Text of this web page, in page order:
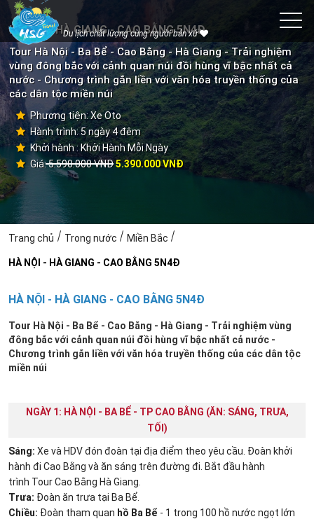
Du lịch chất lượng cùng người bản xứ
HÀ NỘI - HÀ GIANG - CAO BẰNG 5N4Đ
Tour Hà Nội - Ba Bể - Cao Bằng - Hà Giang - Trải nghiệm
vùng đông bắc với cảnh quan núi đồi hùng vĩ bậc nhất cả
nước - Chương trình gắn liền với văn hóa truyền thống của
các dân tộc miền núi
Phương tiện: Xe Oto
Hành trình: 5 ngày 4 đêm
Khởi hành : Khởi Hành Mỗi Ngày
Giá: 5.590.000 VNĐ5.390.000 VNĐ
Trang chủ Trong nước Miền Bắc
HÀ NỘI - HÀ GIANG - CAO BẰNG 5N4Đ
HÀ NỘI - HÀ GIANG - CAO BẰNG 5N4Đ
Tour Hà Nội - Ba Bể - Cao Bằng - Hà Giang - Trải nghiệm vùng
đông bắc với cảnh quan núi đồi hùng vĩ bậc nhất cả nước -
Chương trình gắn liền với văn hóa truyền thống của các dân tộc
miền núi
NGÀY 1: HÀ NỘI - BA BỂ - TP CAO BẰNG (ĂN: SÁNG, TRƯA,
TỐI)
Sáng: Xe và HDV đón đoàn tại địa điểm theo yêu cầu. Đoàn khởi
hành đi Cao Bằng và ăn sáng trên đường đi. Bắt đầu hành
trình Tour Cao Bằng Hà Giang.
Trưa: Đoàn ăn trưa tại Ba Bể.
Chiều: Đoàn tham quan hồ Ba Bể - 1 trong 100 hồ nước ngọt lớn